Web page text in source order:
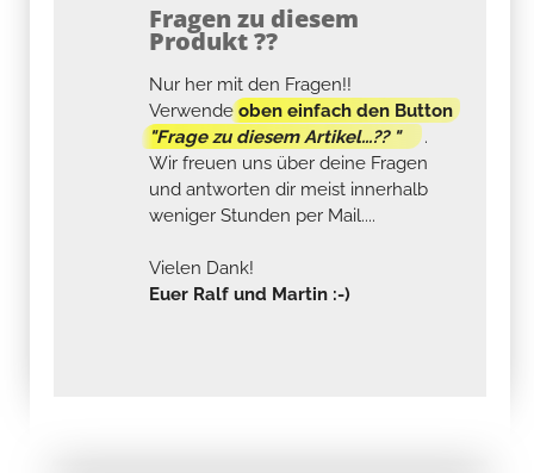
Fragen zu diesem
Produkt ??
Nur her mit den Fragen!!
Verwendeoben einfach den Button
"Frage zu diesem Artikel...?? "
.
Wir freuen uns über deine Fragen
und antworten dir meist innerhalb
weniger Stunden per Mail....
Vielen Dank!
Euer Ralf und Martin :-)